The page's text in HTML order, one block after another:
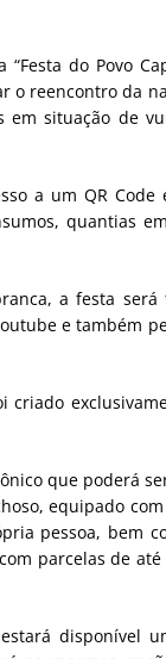
do Povo
reencontro da
em situação de
a um QR
quantias
a festa será
e também
criado
que poderá
equipado
pessoa, bem
parcelas de até
disponível